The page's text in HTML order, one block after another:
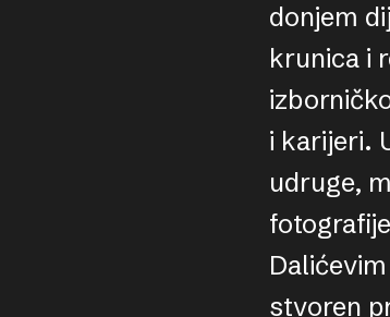
donjem
krunica i
i karijeri.
udruge,
stvoren